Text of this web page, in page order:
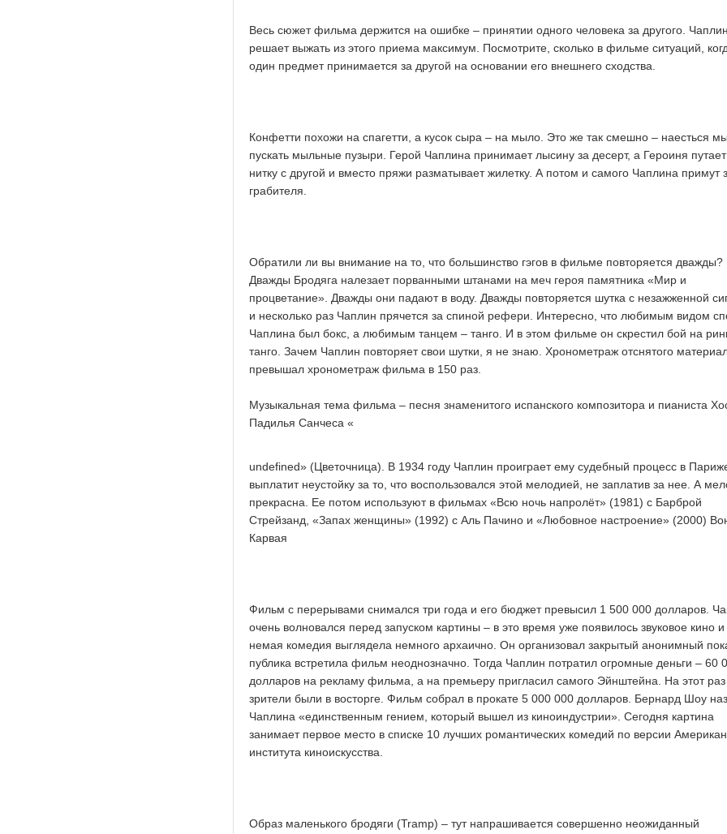
Весь сюжет фильма держится на ошибке – принятии одного человека за другого. Чаплин
решает выжать из этого приема максимум. Посмотрите, сколько в фильме ситуаций,
один предмет принимается за другой на основании его внешнего сходства.
Конфетти похожи на спагетти, а кусок сыра – на мыло. Это же так смешно – наесться
пускать мыльные пузыри. Герой Чаплина принимает лысину за десерт, а Героиня
нитку с другой и вместо пряжи разматывает жилетку. А потом и самого Чаплина примут
грабителя.
Обратили ли вы внимание на то, что большинство гэгов в фильме повторяется дважды?
Дважды Бродяга налезает порванными штанами на меч героя памятника «Мир и
процветание». Дважды они падают в воду. Дважды повторяется шутка с незажженной
и несколько раз Чаплин прячется за спиной рефери. Интересно, что любимым видом
Чаплина был бокс, а любимым танцем – танго. И в этом фильме он скрестил бой на
танго. Зачем Чаплин повторяет свои шутки, я не знаю. Хронометраж отснятого
превышал хронометраж фильма в 150 раз.
Музыкальная тема фильма – песня знаменитого испанского композитора и пианиста
Падилья Санчеса «
undefined» (Цветочница). В 1934 году Чаплин проиграет ему судебный процесс в
выплатит неустойку за то, что воспользовался этой мелодией, не заплатив за нее. А
прекрасна. Ее потом используют в фильмах «Всю ночь напролёт» (1981) с Барброй
Стрейзанд, «Запах женщины» (1992) с Аль Пачино и «Любовное настроение» (2000)
Карвая
Фильм с перерывами снимался три года и его бюджет превысил 1 500 000 долларов.
очень волновался перед запуском картины – в это время уже появилось звуковое кино и
немая комедия выглядела немного архаично. Он организовал закрытый анонимный
публика встретила фильм неоднозначно. Тогда Чаплин потратил огромные деньги – 60
долларов на рекламу фильма, а на премьеру пригласил самого Эйнштейна. На этот раз
зрители были в восторге. Фильм собрал в прокате 5 000 000 долларов. Бернард Шоу
Чаплина «единственным гением, который вышел из киноиндустрии». Сегодня картина
занимает первое место в списке 10 лучших романтических комедий по версии
института киноискусства.
Образ маленького бродяги (Trаmp) – тут напрашивается совершенно неожиданный